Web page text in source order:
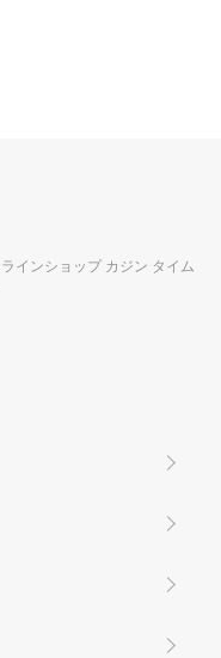
インショップ カジン タイム